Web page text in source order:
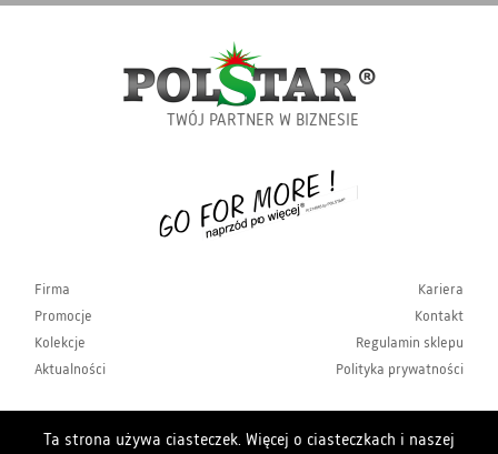
Ta strona używa ciasteczek. Więcej o ciasteczkach i naszej
TWÓJ PARTNER W BIZNESIE
Firma
Promocje
Kolekcje
Aktualności
Kariera
Kontakt
Regulamin sklepu
Polityka prywatności